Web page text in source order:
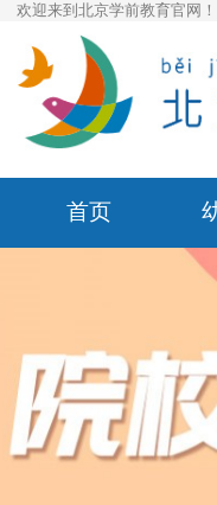
欢迎来到北京学前教育官网！
首页